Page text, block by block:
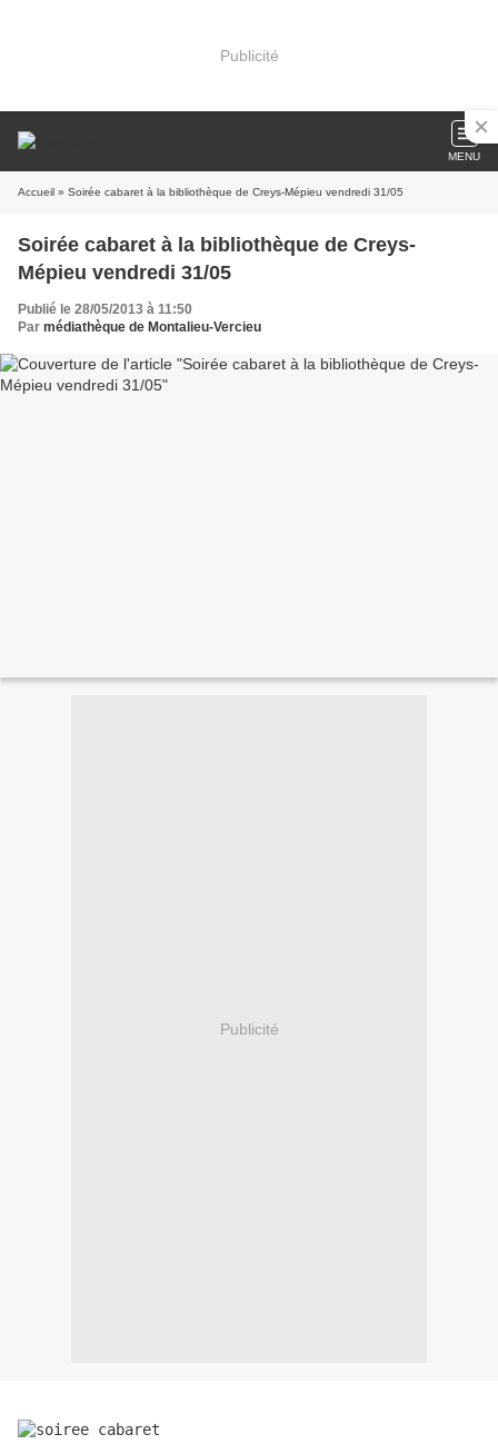
Publicité
MENU
Accueil » Soirée cabaret à la bibliothèque de Creys-Mépieu vendredi 31/05
Soirée cabaret à la bibliothèque de Creys-
Mépieu vendredi 31/05
Publié le 28/05/2013 à 11:50
Par médiathèque de Montalieu-Vercieu
Publicité